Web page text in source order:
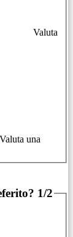
Valuta
Valuta una
1/2